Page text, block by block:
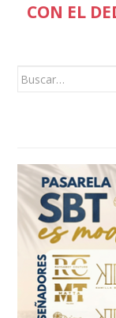
CON EL
Buscar: